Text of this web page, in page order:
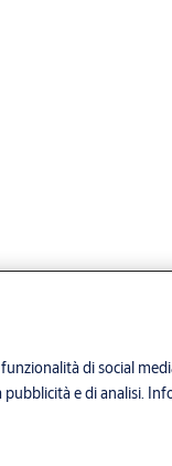
di social
e di analisi.